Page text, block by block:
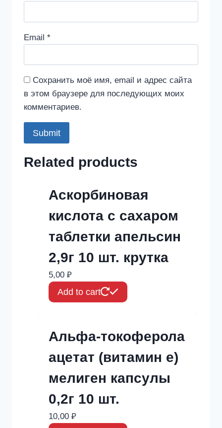
Email *
Сохранить моё имя, email и адрес сайта
в этом браузере для последующих моих
комментариев.
Related products
Аскорбиновая
кислота с сахаром
таблетки апельсин
2,9г 10 шт. крутка
5,00 ₽
Add to cart
Альфа-токоферола
ацетат (витамин е)
мелиген капсулы
0,2г 10 шт.
10,00 ₽